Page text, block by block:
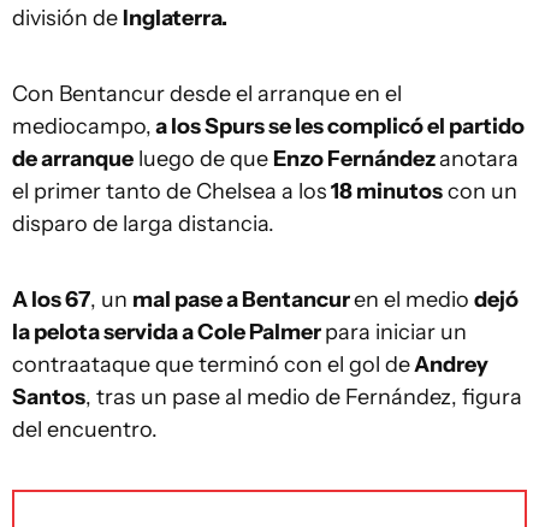
división de Inglaterra.
Con Bentancur desde el arranque en el
mediocampo,a los Spurs se les complicó el partido
de arranque luego de que Enzo Fernándezanotara
el primer tanto de Chelsea a los18 minutoscon un
disparo de larga distancia.
A los 67, un mal pase a Bentancuren el medio dejó
la pelota servida a Cole Palmerpara iniciar un
contraataque que terminó con el gol deAndrey
Santos, tras un pase al medio de Fernández, figura
del encuentro.